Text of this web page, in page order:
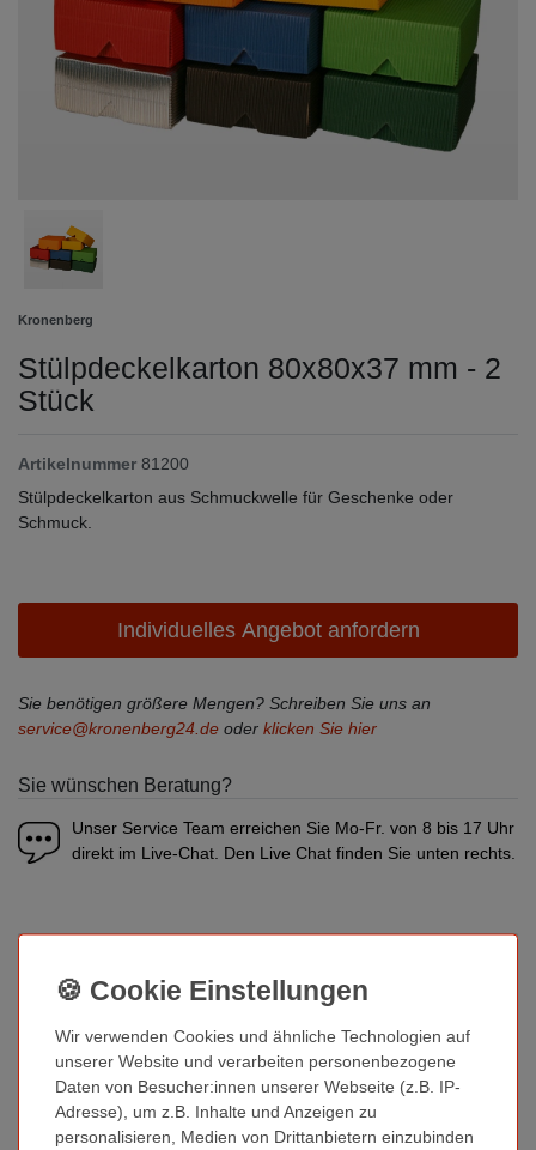
Kronenberg
Stülpdeckelkarton 80x80x37 mm - 2
Stück
Artikelnummer 81200
Stülpdeckelkarton aus Schmuckwelle für Geschenke oder
Schmuck.
Individuelles Angebot anfordern
Sie benötigen größere Mengen? Schreiben Sie uns an
service@kronenberg24.de oder klicken Sie hier
Sie wünschen Beratung?
Unser Service Team erreichen Sie Mo-Fr. von 8 bis 17 Uhr
direkt im Live-Chat. Den Live Chat finden Sie unten rechts.
Weitere Details
Fragen zum Artikel
Wir verwenden Cookies und ähnliche Technologien auf
unserer Website und verarbeiten personenbezogene
Daten von Besucher:innen unserer Webseite (z.B. IP-
Adresse), um z.B. Inhalte und Anzeigen zu
personalisieren, Medien von Drittanbietern einzubinden